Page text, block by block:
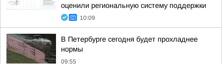
оценили региональную систему поддержки
10:09
В Петербурге сегодня будет прохладнее
нормы
09:55